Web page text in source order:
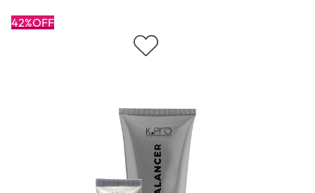
42%OFF